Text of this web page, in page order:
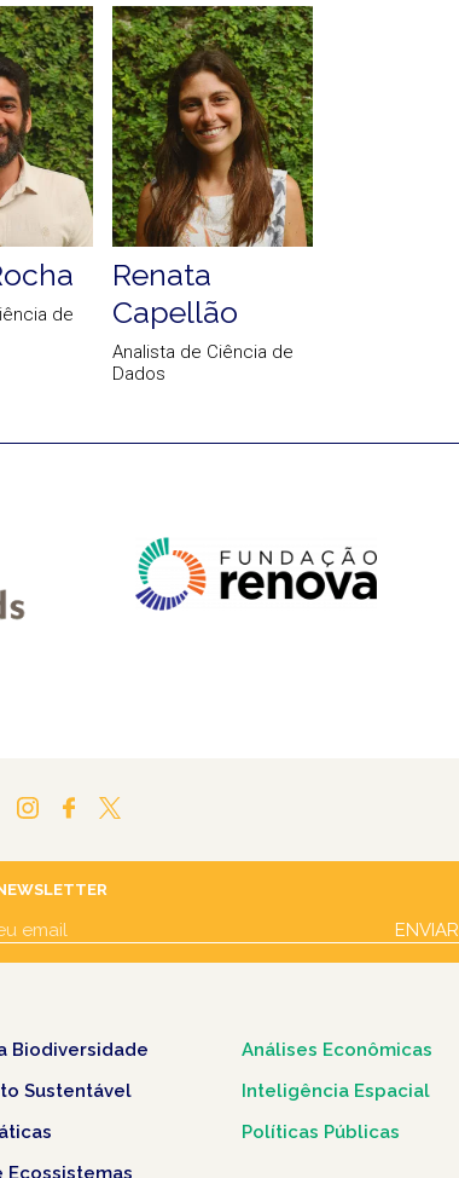
de
Renata
Capellão
Analista de Ciência de
Dados
ENVIAR
Biodiversidade
Sustentável
Ecossistemas
Análises Econômicas
Inteligência Espacial
Políticas Públicas